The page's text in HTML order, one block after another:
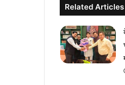
Related Articles